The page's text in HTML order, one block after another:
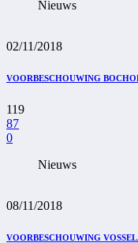
Nieuws
02/11/2018
VOORBESCHOUWING
119
87
0
Nieuws
08/11/2018
VOORBESCHOUWING